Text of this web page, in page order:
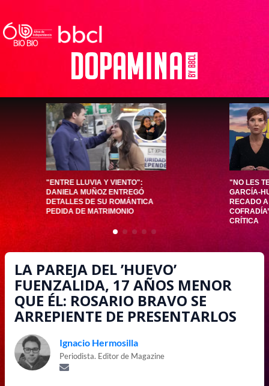
"ENTRE LLUVIA Y VIENTO":
DANIELA MUÑOZ ENTREGÓ
DETALLES DE SU ROMÁNTICA
PEDIDA DE MATRIMONIO
"NO LES
GARCÍA-
RECADO
CRÍTICA
LA PAREJA DEL ’HUEVO’
FUENZALIDA, 17 AÑOS MENOR
QUE ÉL: ROSARIO BRAVO SE
ARREPIENTE DE PRESENTARLOS
Ignacio Hermosilla
Periodista. Editor de Magazine